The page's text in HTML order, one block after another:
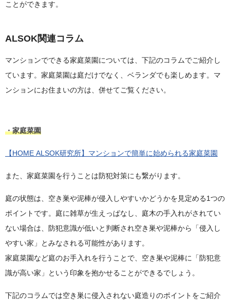
ことができます。
ALSOK関連コラム
マンションでできる家庭菜園については、下記のコラムでご紹介し
ています。家庭菜園は庭だけでなく、ベランダでも楽しめます。マ
ンションにお住まいの方は、併せてご覧ください。
・家庭菜園
【HOME ALSOK研究所】マンションで簡単に始められる家庭菜園
また、家庭菜園を行うことは防犯対策にも繋がります。
庭の状態は、空き巣や泥棒が侵入しやすいかどうかを見定める1つの
ポイントです。庭に雑草が生えっぱなし、庭木の手入れがされてい
ない場合は、防犯意識が低いと判断され空き巣や泥棒から「侵入し
やすい家」とみなされる可能性があります。
家庭菜園など庭のお手入れを行うことで、空き巣や泥棒に「防犯意
識が高い家」という印象を抱かせることができるでしょう。
下記のコラムでは空き巣に侵入されない庭造りのポイントをご紹介